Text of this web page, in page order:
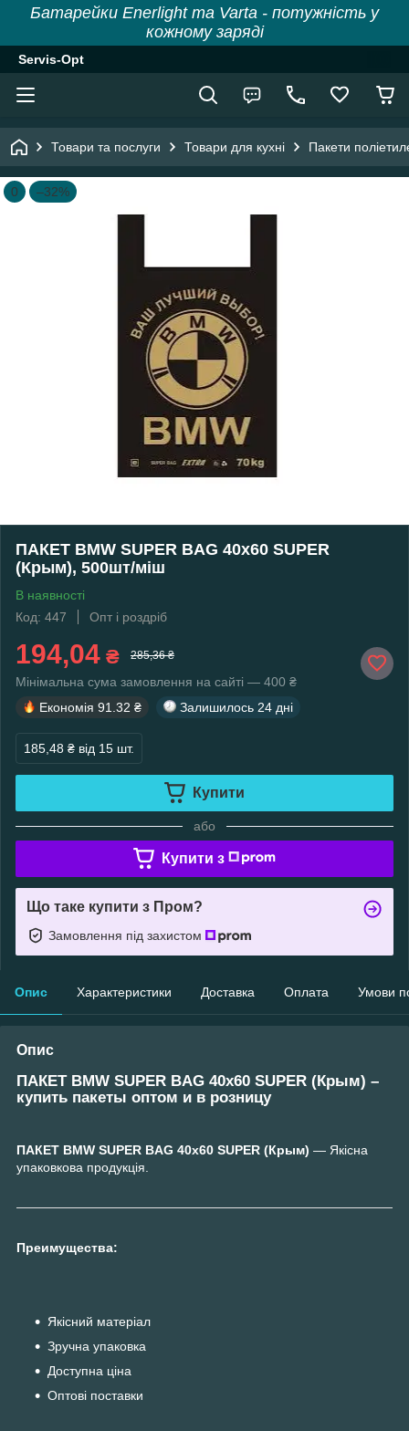
Батарейки Enerlight та Varta - потужність у
кожному заряді
Servis-Opt
Товари та послуги Товари для кухні Пакети
0 –32%
ПАКЕТ ВМW SUPER BAG 40х60 SUPER
(Крым), 500шт/міш
В наявності
Код: 447
Опт і роздріб
194,04 ₴ 285,36 ₴
Мінімальна сума замовлення на сайті — 400 ₴
Економія 91.32 ₴ Залишилось 24 дні
185,48 ₴ від 15 шт.
Купити
або
Купити з
Що таке купити з Пром?
Замовлення під захистом
Опис Характеристики Доставка Оплата Умови
Опис
ПАКЕТ ВМW SUPER BAG 40х60 SUPER (Крым) –
купить пакеты оптом и в розницу
ПАКЕТ ВМW SUPER BAG 40х60 SUPER (Крым) — Якісна
упаковкова продукція.
Преимущества:
Якісний матеріал
Зручна упаковка
Доступна ціна
Оптові поставки